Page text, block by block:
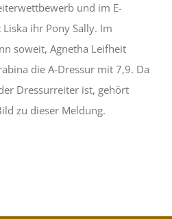
und im E-
ihr Pony Sally. Im
soweit, Agnetha Leifheit
die A-Dressur mit 7,9. Da
Dressurreiter ist, gehört
zu dieser Meldung.